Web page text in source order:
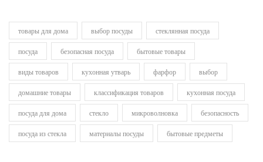
товары для дома выбор посуды стеклянная посуда
посуда безопасная посуда бытовые товары
виды товаров кухонная утварь фарфор выбор
домашние товары классификация товаров кухонная посуда
посуда для дома стекло микроволновка безопасность
посуда из стекла материалы посуды бытовые предметы